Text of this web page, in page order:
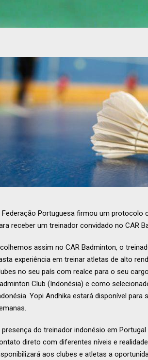
Federação Portuguesa firmou um protocolo
receber um treinador convidado no CAR
assim no CAR Badminton, o
experiência em treinar atletas de alto
no seu país com realce para o seu
Club (Indonésia) e como
Yopi Andhika estará disponível
presença do treinador indonésio em
direto com diferentes níveis e
aos clubes e atletas a